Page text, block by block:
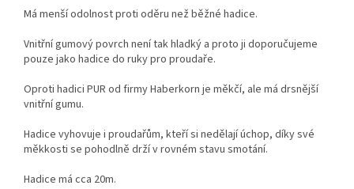
Má menší odolnost proti oděru než běžné hadice.
Vnitřní gumový povrch není tak hladký a proto ji doporučujeme
pouze jako hadice do ruky pro proudaře.
Oproti hadici PUR od firmy Haberkorn je měkčí, ale má drsnější
vnitřní gumu.
Hadice vyhovuje i proudařům, kteří si nedělají úchop, díky své
měkkosti se pohodlně drží v rovném stavu smotání.
Hadice má cca 20m.